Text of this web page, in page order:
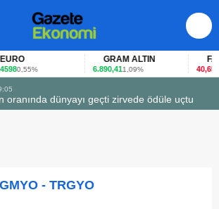
0,55%
GRAM ALTIN
6.890,411,09%
FAİZ
40,65-
oranında dünyayı geçti zirvede ödüle uçtu
- TRGYO